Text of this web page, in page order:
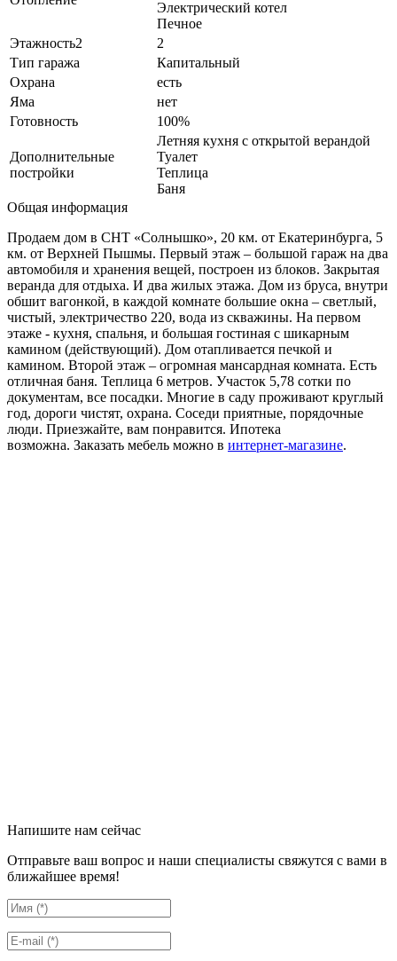
Электрический котел
Печное
Этажность2
2
Тип гаража
Капитальный
Охрана
есть
Яма
нет
Готовность
100%
Дополнительные
постройки
Летняя кухня с открытой верандой
Туалет
Теплица
Баня
Общая информация
Продаем дом в СНТ «Солнышко», 20 км. от Екатеринбурга, 5
км. от Верхней Пышмы. Первый этаж – большой гараж на два
автомобиля и хранения вещей, построен из блоков. Закрытая
веранда для отдыха. И два жилых этажа. Дом из бруса, внутри
обшит вагонкой, в каждой комнате большие окна – светлый,
чистый, электричество 220, вода из скважины. На первом
этаже - кухня, спальня, и большая гостиная с шикарным
камином (действующий). Дом отапливается печкой и
камином. Второй этаж – огромная мансардная комната. Есть
отличная баня. Теплица 6 метров. Участок 5,78 сотки по
документам, все посадки. Многие в саду проживают круглый
год, дороги чистят, охрана. Соседи приятные, порядочные
люди. Приезжайте, вам понравится. Ипотека
возможна. Заказать мебель можно в интернет-магазине.
Напишите нам сейчас
Отправьте ваш вопрос и наши специалисты свяжутся с вами в
ближайшее время!